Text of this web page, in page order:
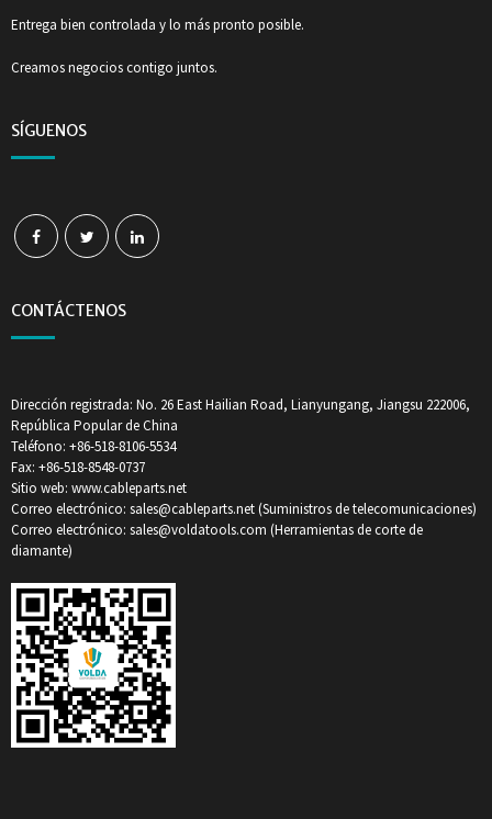
Entrega bien controlada y lo más pronto posible.
Creamos negocios contigo juntos.
SÍGUENOS
CONTÁCTENOS
Dirección registrada: No. 26 East Hailian Road, Lianyungang, Jiangsu 222006,
República Popular de China
Teléfono: +86-518-8106-5534
Fax: +86-518-8548-0737
Sitio web: www.cableparts.net
Correo electrónico: sales@cableparts.net (Suministros de telecomunicaciones)
Correo electrónico: sales@voldatools.com (Herramientas de corte de
diamante)